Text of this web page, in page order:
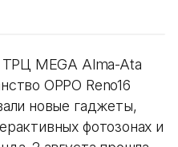
MEGA Alma-Ata
OPPO Reno16
новые гаджеты,
фотозонах и